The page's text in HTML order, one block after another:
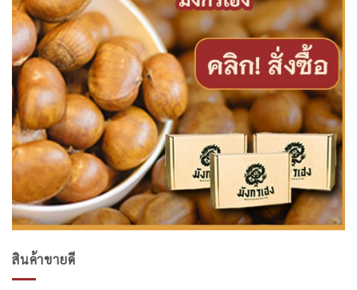
สินค้าขายดี